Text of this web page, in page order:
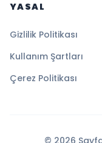
YASAL
Gizlilik Politikası
Kullanım Şartları
Çerez Politikası